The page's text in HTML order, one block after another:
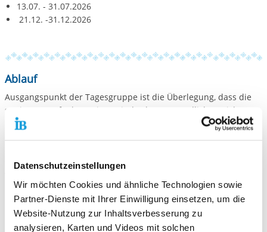
Datenschutzeinstellungen
Wir möchten Cookies und ähnliche Technologien sowie
Partner-Dienste mit Ihrer Einwilligung einsetzen, um die
Website-Nutzung zur Inhaltsverbesserung zu
analysieren, Karten und Videos mit solchen
13.07. - 31.07.2026
21.12. -31.12.2026
Ablauf
Ausgangspunkt der Tagesgruppe ist die Überlegung, dass die
stationäre Aufnahme eines Kindes bzw. Jugendlichen nicht
immer die ideale Lösung für alle Beteiligten ist. Oftmals bedarf
teilstationäre Angebotsform wie die sozialpädagogische
die in ihrem Entwicklungsprozess Defizite im sozialen,
emotionalen, kognitiven, sprachlichen und/ oder motorischen
Bereich aufweisen. Bei einer intensiven, familienähnlichen
Nachmittagsbetreuung verfolgen wir unter anderem das Ziel,